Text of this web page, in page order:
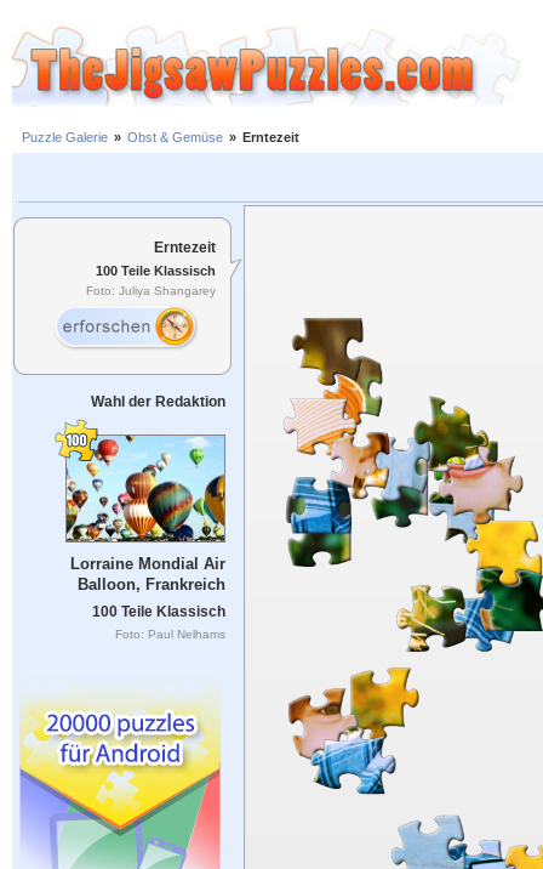
Puzzle Galerie » Obst & Gemüse » Erntezeit
Erntezeit
100 Teile Klassisch
Foto: Juliya Shangarey
Wahl der Redaktion
Lorraine Mondial Air
Balloon, Frankreich
100 Teile Klassisch
Foto: Paul Nelhams